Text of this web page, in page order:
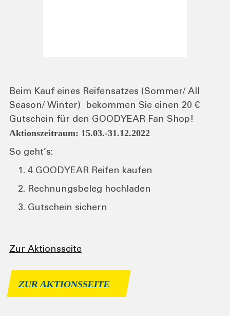
Beim Kauf eines Reifensatzes (Sommer/ All
Season/ Winter) bekommen Sie einen 20 €
Gutschein für den GOODYEAR Fan Shop!
Aktionszeitraum: 15.03.-31.12.2022
So geht’s:
4 GOODYEAR Reifen kaufen
Rechnungsbeleg hochladen
Gutschein sichern
Zur Aktionsseite
ZUR AKTIONSSEITE